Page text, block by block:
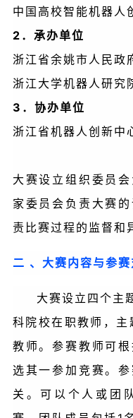
中国高校智能机器人
2．承办单位
浙江省余姚市人民政
浙江大学机器人研究
3．协办单位
浙江省机器人创新中
大赛设立组织委员
家委员会负责大赛的
责比赛过程的监督和
二 、大赛内容与参赛
大赛设立四个主
科院校在职教师，
教师。参赛教师可
选其一参加竞赛。
关。可以个人或团